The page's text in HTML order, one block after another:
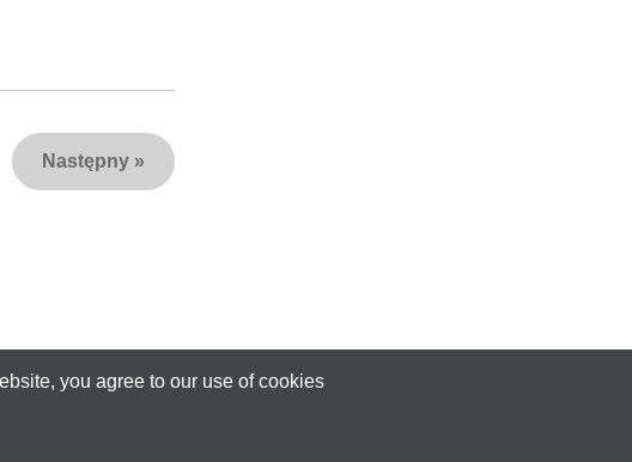
Następny »
you agree to our use of cookies